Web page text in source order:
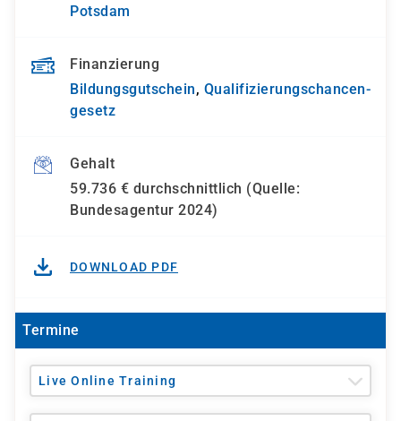
Potsdam
Finanzierung
Bildungsgutschein, Qualifizierungs­chancen­
gesetz
Gehalt
59.736 € durchschnittlich (Quelle:
Bundesagentur 2024)
DOWNLOAD PDF
Termine
Live Online Training